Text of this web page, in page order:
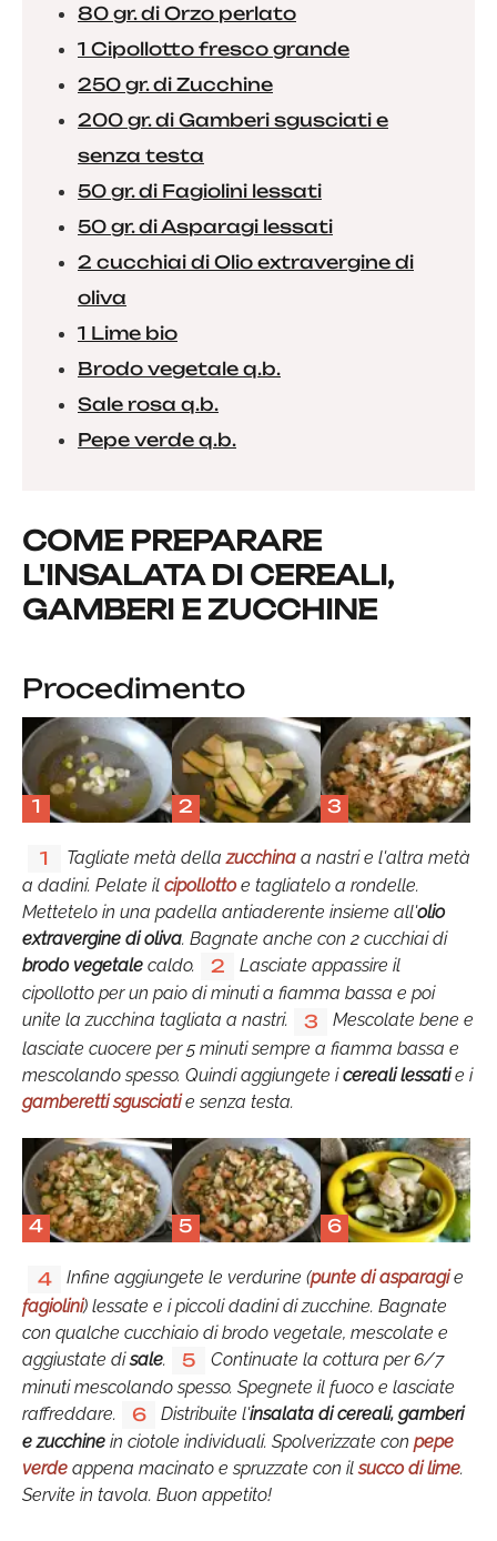
80 gr. di Orzo perlato
1 Cipollotto fresco grande
250 gr. di Zucchine
200 gr. di Gamberi sgusciati e
senza testa
50 gr. di Fagiolini lessati
50 gr. di Asparagi lessati
2 cucchiai di Olio extravergine di
oliva
1 Lime bio
Brodo vegetale q.b.
Sale rosa q.b.
Pepe verde q.b.
COME PREPARARE
L'INSALATA DI CEREALI,
GAMBERI E ZUCCHINE
Procedimento
1 2 3
1 Tagliate metà dellazucchina a nastri e l'altra metà
a dadini. Pelate il cipollottoe tagliatelo a rondelle.
Mettetelo in una padella antiaderente insieme all'olio
extravergine di oliva. Bagnate anche con 2 cucchiai di
brodo vegetale caldo. 2
Lasciate appassire il
cipollotto per un paio di minuti a fiamma bassa e poi
unite la zucchina tagliata a nastri.
3
Mescolate bene e
lasciate cuocere per 5 minuti sempre a fiamma bassa e
mescolando spesso. Quindi aggiungete icereali lessatie i
gamberetti sgusciatie senza testa.
4 5 6
4 Infine aggiungete le verdurine (punte di asparagie
fagiolini) lessate e i piccoli dadini di zucchine. Bagnate
con qualche cucchiaio di brodo vegetale, mescolate e
aggiustate disale. 5
Continuate la cottura per 6/7
minuti mescolando spesso. Spegnete il fuoco e lasciate
raffreddare.
6 Distribuite l'insalata di cereali, gamberi
e zucchine in ciotole individuali. Spolverizzate con pepe
verde appena macinato e spruzzate con ilsucco di lime.
Servite in tavola. Buon appetito!